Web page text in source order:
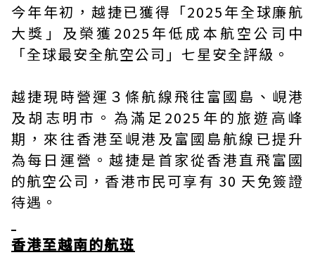
今年年初，越捷已獲得「2025年全球廉航
大獎」及榮獲2025年低成本航空公司中
「全球最安全航空公司」七星安全評級。
越捷現時營運３條航線飛往富國島、峴港
及胡志明市。為滿足2025年的旅遊高峰
期，來往香港至峴港及富國島航線已提升
為每日運營。越捷是首家從香港直飛富國
的航空公司，香港市民可享有 30 天免簽證
待遇。
香港至越南的航班